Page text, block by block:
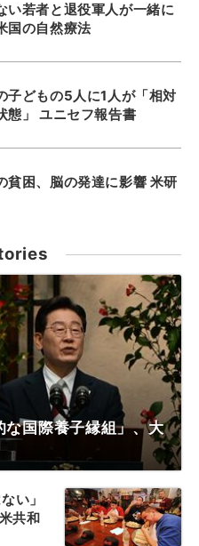
い若者と退役軍人が一緒に
国の自然療法
子どもの5人に1人が「相対
態」 ユニセフ報告書
貧困、脳の発達に影響 米研
な国際養子縁組」、大
い」
共和